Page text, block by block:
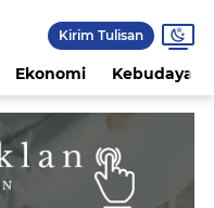
Kirim Tulisan
Ekonomi Kebudayaan